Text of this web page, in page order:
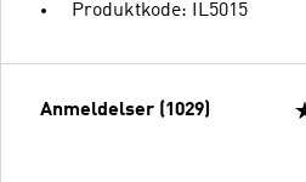
Produktkode: IL5015
Anmeldelser (1029)